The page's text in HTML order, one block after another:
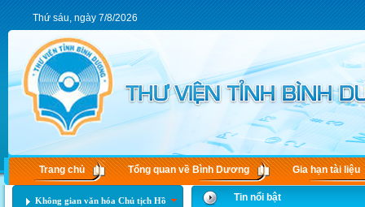
Thứ sáu, ngày 7/8/2026
Trang chủ Tổng quan về Bình Dương Gia hạn tài liệu
Không gian văn hóa Chủ tịch Hồ
Tin nổi bật